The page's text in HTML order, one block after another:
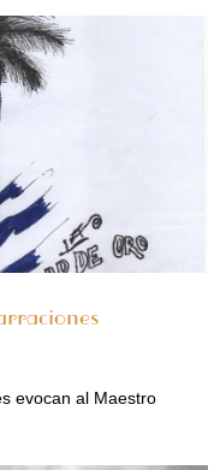
evocan al Maestro